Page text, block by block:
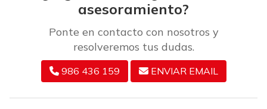
asesoramiento?
Ponte en contacto con nosotros y
resolveremos tus dudas.
986 436 159 ENVIAR EMAIL